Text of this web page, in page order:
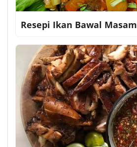
Resepi Ikan Bawal